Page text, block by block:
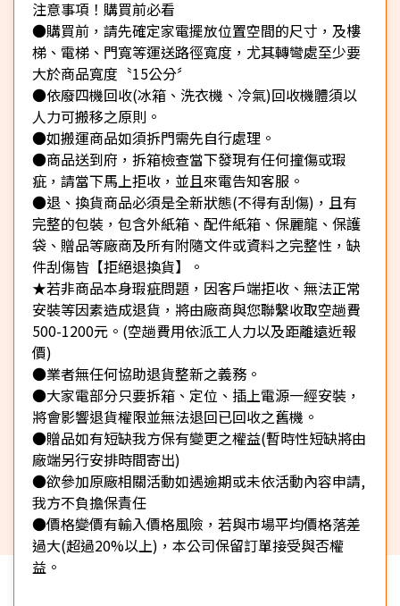
注意事項！購買前必看
●購買前，請先確定家電擺放位置空間的尺寸，及樓
梯、電梯、門寬等運送路徑寬度，尤其轉彎處至少要
大於商品寬度〝15公分〞
●依廢四機回收(冰箱、洗衣機、冷氣)回收機體須以
人力可搬移之原則。
●如搬運商品如須拆門需先自行處理。
●商品送到府，拆箱檢查當下發現有任何撞傷或瑕
疵，請當下馬上拒收，並且來電告知客服。
●退、換貨商品必須是全新狀態(不得有刮傷)，且有
完整的包裝，包含外紙箱、配件紙箱、保麗龍、保護
袋、贈品等廠商及所有附隨文件或資料之完整性，缺
件刮傷皆【拒絕退換貨】。
★若非商品本身瑕疵問題，因客戶端拒收、無法正常
安裝等因素造成退貨，將由廠商與您聯繫收取空趟費
500-1200元。(空趟費用依派工人力以及距離遠近報
價)
●業者無任何協助退貨整新之義務。
●大家電部分只要拆箱、定位、插上電源一經安裝，
將會影響退貨權限並無法退回已回收之舊機。
●贈品如有短缺我方保有變更之權益(暫時性短缺將由
廠端另行安排時間寄出)
●欲參加原廠相關活動如遇逾期或未依活動內容申請,
我方不負擔保責任
●價格變價有輸入價格風險，若與市場平均價格落差
過大(超過20%以上)，本公司保留訂單接受與否權
益。